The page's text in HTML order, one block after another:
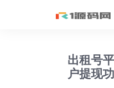
出租号
户提现